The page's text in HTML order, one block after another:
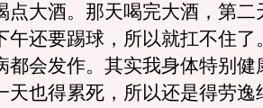
点大酒。那天喝完大酒，第二
午还要踢球，所以就扛不住了
都会发作。其实我身体特别健
天也得累死，所以还是得劳逸